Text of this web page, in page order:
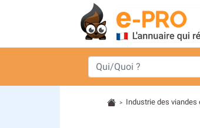
> Industrie des viandes